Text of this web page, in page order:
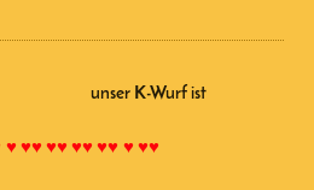
unser K-Wurf ist
♥ ♥♥ ♥♥ ♥♥ ♥♥ ♥ ♥♥